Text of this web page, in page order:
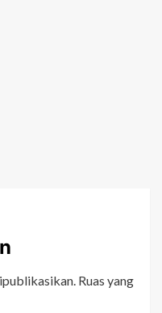
Ruas yang